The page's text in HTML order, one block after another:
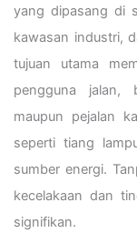
yang dipasang di
kawasan industri,
tujuan utama
pengguna jalan,
maupun pejalan
seperti tiang
sumber energi.
kecelakaan dan
signifikan.